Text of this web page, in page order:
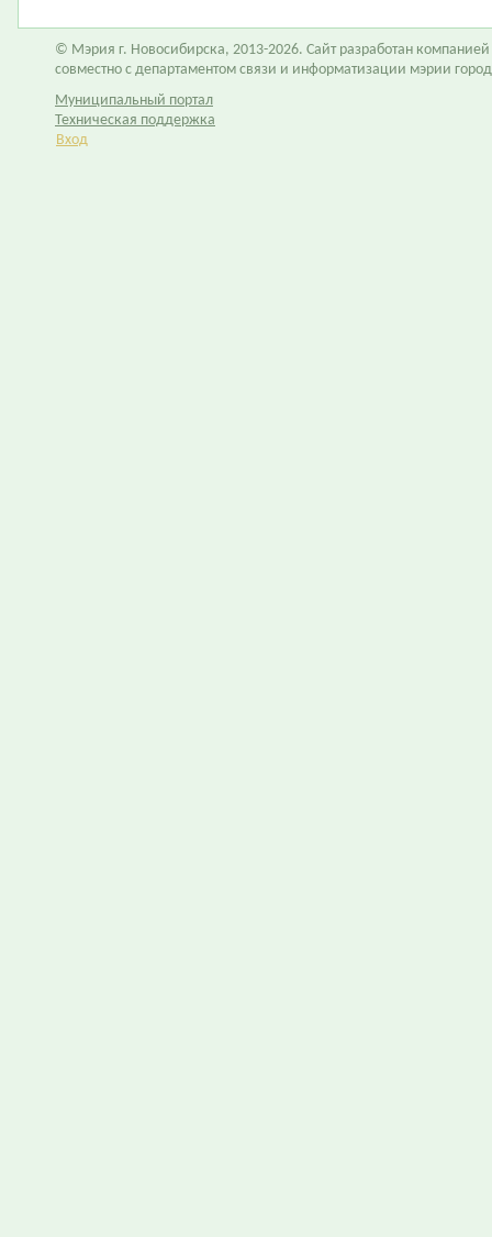
© Мэрия г. Новосибирска, 2013-2026. Сайт разработан компанией
совместно с департаментом связи и информатизации мэрии
Муниципальный портал
Техническая поддержка
Вход